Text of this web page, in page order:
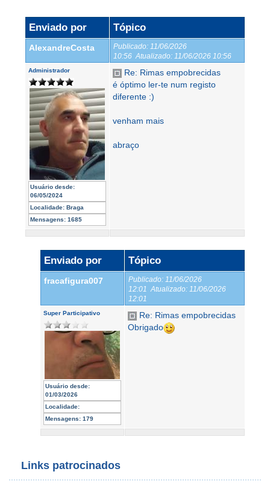
Enviado por Tópico
AlexandreCosta Publicado: 11/06/2026
10:56 Atualizado: 11/06/2026 10:56
Administrador
Usuário desde:
06/05/2024
Localidade: Braga
Mensagens: 1685
Re: Rimas empobrecidas
é óptimo ler-te num registo
diferente :)
venham mais
abraço
Enviado por Tópico
fracafigura007 Publicado: 11/06/2026
12:01 Atualizado: 11/06/2026
12:01
Super Participativo
Usuário desde:
01/03/2026
Localidade:
Mensagens: 179
Re: Rimas empobrecidas
Obrigado
Links patrocinados